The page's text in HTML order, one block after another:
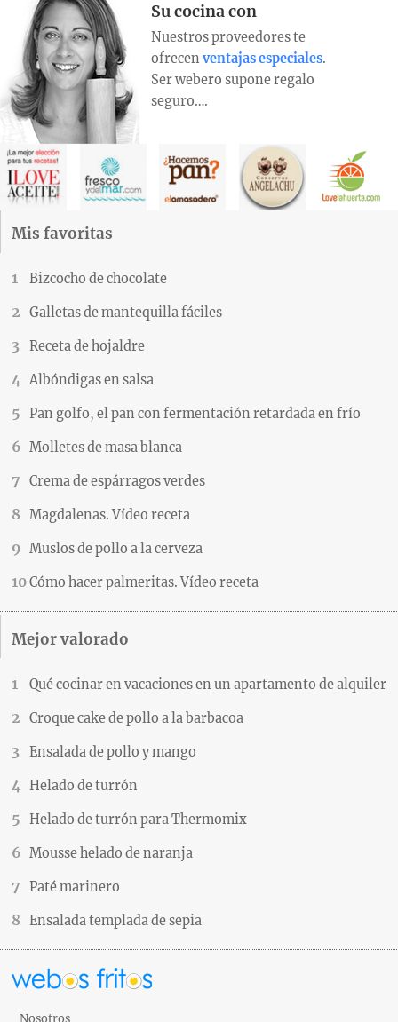
Su cocina con
Nuestros proveedores te
ofrecen ventajas especiales.
Ser webero supone regalo
seguro….
Mis favoritas
Bizcocho de chocolate
Galletas de mantequilla fáciles
Receta de hojaldre
Albóndigas en salsa
Pan golfo, el pan con fermentación retardada en frío
Molletes de masa blanca
Crema de espárragos verdes
Magdalenas. Vídeo receta
Muslos de pollo a la cerveza
Cómo hacer palmeritas. Vídeo receta
Mejor valorado
Qué cocinar en vacaciones en un apartamento de alquiler
Croque cake de pollo a la barbacoa
Ensalada de pollo y mango
Helado de turrón
Helado de turrón para Thermomix
Mousse helado de naranja
Paté marinero
Ensalada templada de sepia
Nosotros